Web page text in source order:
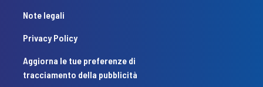
Note legali
Privacy Policy
Aggiorna le tue preferenze di
tracciamento della pubblicità